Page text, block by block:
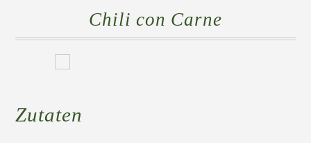
Chili con Carne
Zutaten